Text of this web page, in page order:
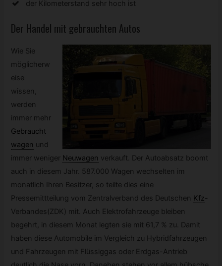
der Kilometerstand sehr hoch ist
Der Handel mit gebrauchten Autos
Wie Sie
möglicherw
eise
wissen,
werden
immer mehr
Gebraucht
wagen und
immer weniger Neuwagen verkauft. Der Autoabsatz boomt
auch in diesem Jahr. 587.000 Wagen wechselten im
monatlich Ihren Besitzer, so teilte dies eine
Pressemittteilung vom Zentralverband des Deutschen Kfz-
Verbandes(ZDK) mit. Auch Elektrofahrzeuge bleiben
begehrt, in diesem Monat legten sie mit 61,7 % zu. Damit
haben diese Automobile im Vergleich zu Hybridfahrzeugen
und Fahrzeugen mit Flüssiggas oder Erdgas-Antrieb